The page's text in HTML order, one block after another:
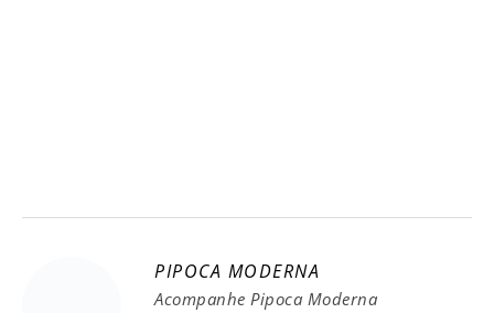
PIPOCA MODERNA
Acompanhe Pipoca Moderna